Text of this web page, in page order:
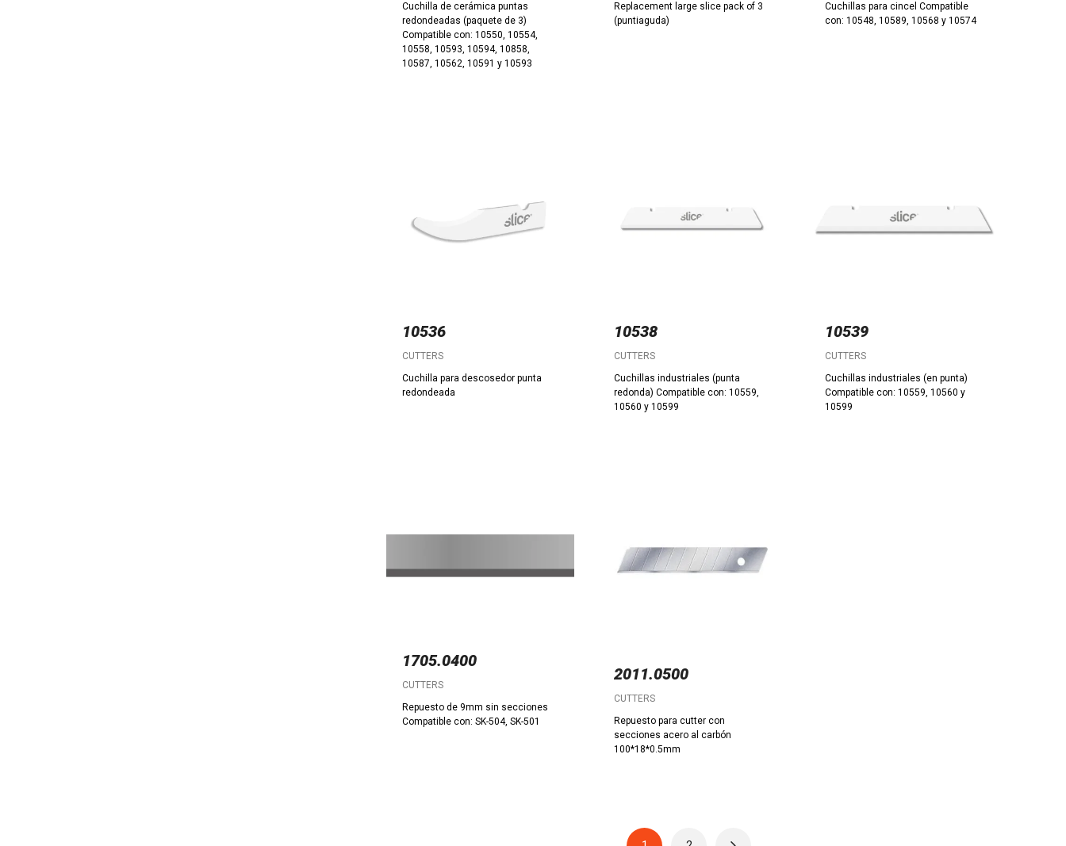
Cuchilla de cerámica puntas
redondeadas (paquete de 3)
Compatible con: 10550, 10554,
10558, 10593, 10594, 10858,
10587, 10562, 10591 y 10593
Replacement large slice pack of 3
(puntiaguda)
Cuchillas para cincel Compatible
con: 10548, 10589, 10568 y 10574
10536
CUTTERS
Cuchilla para descosedor punta
redondeada
10538
CUTTERS
Cuchillas industriales (punta
redonda) Compatible con: 10559,
10560 y 10599
10539
CUTTERS
Cuchillas industriales (en punta)
Compatible con: 10559, 10560 y
10599
1705.0400
CUTTERS
Repuesto de 9mm sin secciones
Compatible con: SK-504, SK-501
2011.0500
CUTTERS
Repuesto para cutter con
secciones acero al carbón
100*18*0.5mm